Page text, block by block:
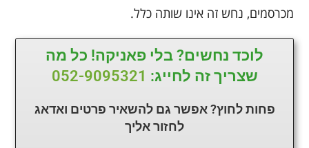
מכרסמים, נחש זה אינו שותה כלל.
לוכד נחשים? בלי פאניקה! כל מה
שצריך זה לחייג: 052-9095321
פחות לחוץ? אפשר גם להשאיר פרטים ואדאג
לחזוראליך